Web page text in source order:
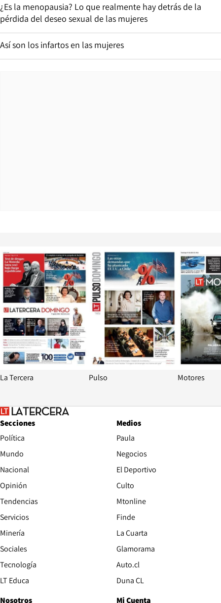
¿Es la menopausia? Lo que realmente hay detrás de la
pérdida del deseo sexual de las mujeres
Así son los infartos en las mujeres
Opens in new window
La Tercera
Opens in
Pulso Motores
Secciones
Política
Mundo
Nacional
Opinión
Tendencias
Servicios
Minería
Sociales
Tecnología
LT Educa
Medios
Paula
Negocios
El Deportivo
Culto
Mtonline
Finde
La Cuarta
Glamorama
Auto.cl
Duna CL
Nosotros
Mi Cuenta